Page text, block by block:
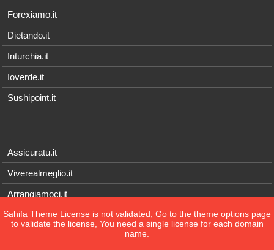
Forexiamo.it
Dietando.it
Inturchia.it
Ioverde.it
Sushipoint.it
Assicuratu.it
Viverealmeglio.it
Arrangiamoci.it
Tecnichef.it
Sahifa Theme License is not validated, Go to the theme options page
to validate the license, You need a single license for each domain
name.